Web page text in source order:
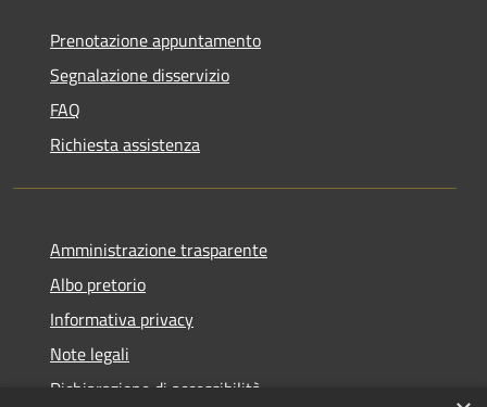
Prenotazione appuntamento
Segnalazione disservizio
FAQ
Richiesta assistenza
Amministrazione trasparente
Albo pretorio
Informativa privacy
Note legali
Dichiarazione di accessibilità